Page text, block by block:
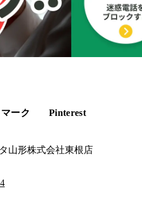
ーク Pinterest
山形株式会社東根店